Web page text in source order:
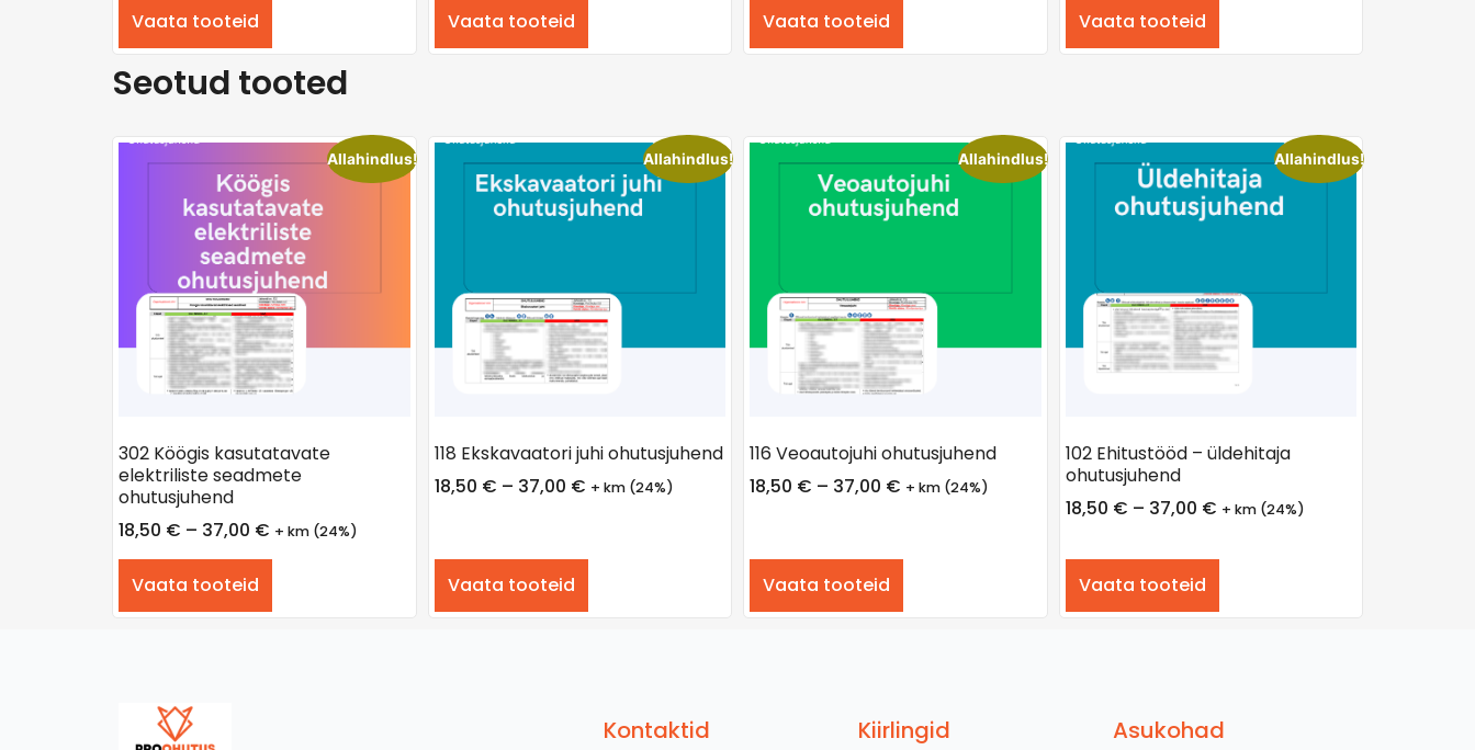
Vaata tooteid Vaata tooteid Vaata tooteid Vaata tooteid
Seotud tooted
Allahindlus!
302 Köögis kasutatavate
elektriliste seadmete
ohutusjuhend
18,50 € – 37,00 € + km (24%)
Vaata tooteid
Allahindlus!
118 Ekskavaatori juhi ohutusjuhend
18,50 € – 37,00 € + km (24%)
Vaata tooteid
Allahindlus!
116 Veoautojuhi ohutusjuhend
18,50 € – 37,00 € + km (24%)
Vaata tooteid
Allahindlus!
102 Ehitustööd – üldehitaja
ohutusjuhend
18,50 € – 37,00 € + km (24%)
Vaata tooteid
Kontaktid Kiirlingid Asukohad